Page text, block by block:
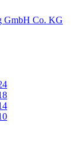
GmbH Co. KG